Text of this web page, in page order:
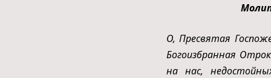
О, Пресвятая
Богоизбранная
на нас,